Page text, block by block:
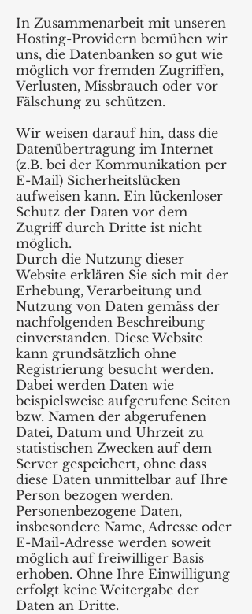
In Zusammenarbeit mit unseren
Hosting-Providern bemühen wir
uns, die Datenbanken so gut wie
möglich vor fremden Zugriffen,
Verlusten, Missbrauch oder vor
Fälschung zu schützen.
Wir weisen darauf hin, dass die
Datenübertragung im Internet
(z.B. bei der Kommunikation per
E-Mail) Sicherheitslücken
aufweisen kann. Ein lückenloser
Schutz der Daten vor dem
Zugriff durch Dritte ist nicht
möglich.
Durch die Nutzung dieser
Website erklären Sie sich mit der
Erhebung, Verarbeitung und
Nutzung von Daten gemäss der
nachfolgenden Beschreibung
einverstanden. Diese Website
kann grundsätzlich ohne
Registrierung besucht werden.
Dabei werden Daten wie
beispielsweise aufgerufene Seiten
bzw. Namen der abgerufenen
Datei, Datum und Uhrzeit zu
statistischen Zwecken auf dem
Server gespeichert, ohne dass
diese Daten unmittelbar auf Ihre
Person bezogen werden.
Personenbezogene Daten,
insbesondere Name, Adresse oder
E-Mail-Adresse werden soweit
möglich auf freiwilliger Basis
erhoben. Ohne Ihre Einwilligung
erfolgt keine Weitergabe der
Daten an Dritte.